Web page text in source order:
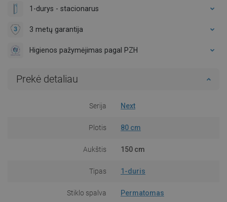
1-durys - stacionarus
3 metų garantija
Higienos pažymėjimas pagal PZH
Prekė detaliau
Serija Next
Plotis 80 cm
Aukštis 150 cm
Tipas 1-duris
Stiklo spalva Permatomas